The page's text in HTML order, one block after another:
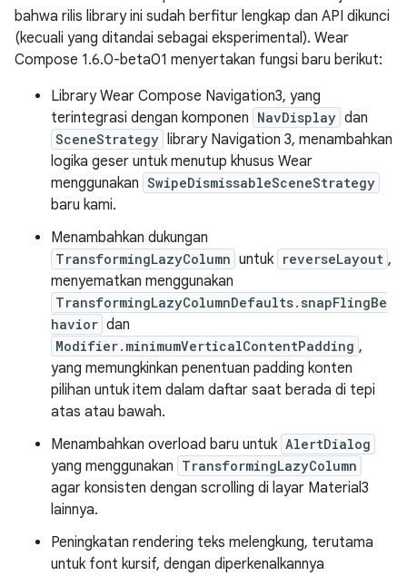
bahwa rilis library ini sudah berfitur lengkap dan API dikunci
(kecuali yang ditandai sebagai eksperimental). Wear
Compose 1.6.0-beta01 menyertakan fungsi baru berikut:
Library Wear Compose Navigation3, yang
terintegrasi dengan komponen NavDisplay dan
SceneStrategy library Navigation 3, menambahkan
logika geser untuk menutup khusus Wear
menggunakan SwipeDismissableSceneStrategy
baru kami.
Menambahkan dukungan
TransformingLazyColumn untuk reverseLayout ,
menyematkan menggunakan
TransformingLazyColumnDefaults.snapFlingBe
havior dan
Modifier.minimumVerticalContentPadding ,
yang memungkinkan penentuan padding konten
pilihan untuk item dalam daftar saat berada di tepi
atas atau bawah.
Menambahkan overload baru untuk AlertDialog
yang menggunakan TransformingLazyColumn
agar konsisten dengan scrolling di layar Material3
lainnya.
Peningkatan rendering teks melengkung, terutama
untuk font kursif, dengan diperkenalkannya